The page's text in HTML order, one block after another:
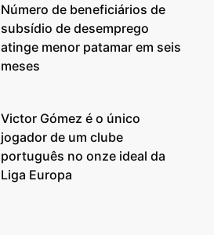
Número de beneficiários de
subsídio de desemprego
atinge menor patamar em seis
meses
Victor Gómez é o único
jogador de um clube
português no onze ideal da
Liga Europa